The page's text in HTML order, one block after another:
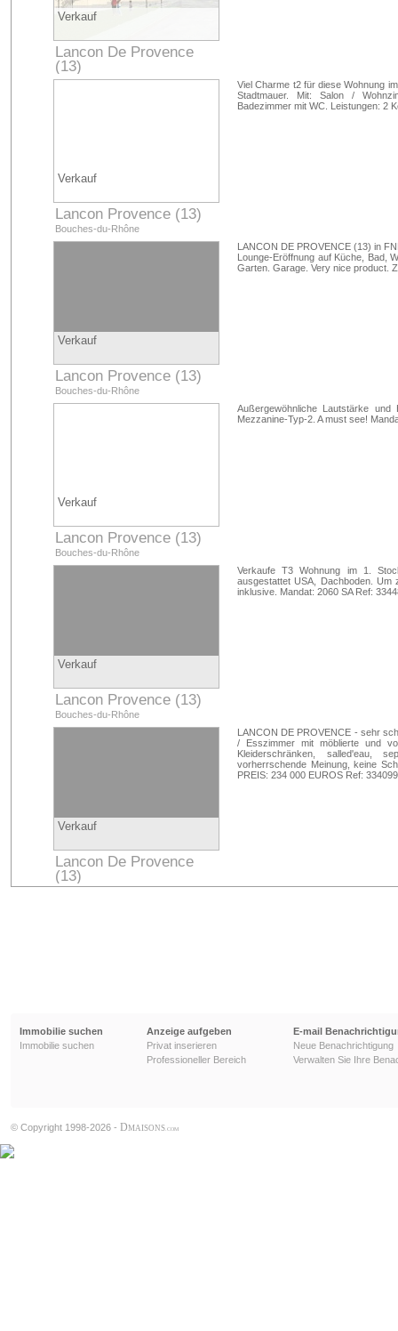
Verkauf
Lancon De Provence
(13)
Bouches-du-Rhône
Verkauf
Lancon Provence (13)
Bouches-du-Rhône
Viel Charme t2 für diese Wohnung
Stadtmauer. Mit: Salon /
Badezimmer mit WC. Leistungen: 2
Verkauf
Lancon Provence (13)
Bouches-du-Rhône
LANCON DE PROVENCE (13) in
Lounge-Eröffnung auf Küche, Bad,
Garten. Garage. Very nice product.
Verkauf
Lancon Provence (13)
Bouches-du-Rhône
Außergewöhnliche Lautstärke
Mezzanine-Typ-2. A must see!
Verkauf
Lancon Provence (13)
Bouches-du-Rhône
Verkaufe T3 Wohnung im 1.
ausgestattet USA, Dachboden. Um
inklusive. Mandat: 2060 SA Ref:
Verkauf
Lancon De Provence
(13)
Bouches-du-Rhône
LANCON DE PROVENCE - sehr
/ Esszimmer mit möblierte und
Kleiderschränken, salled'eau,
vorherrschende Meinung, keine
PREIS: 234 000 EUROS Ref:
Immobilie suchen
Immobilie suchen
Anzeige aufgeben
Privat inserieren
Professioneller Bereich
E-mail
Neue Benachrichtigung
Verwalten Sie Ihre
© Copyright 1998-2026 - DMAISONS .COM